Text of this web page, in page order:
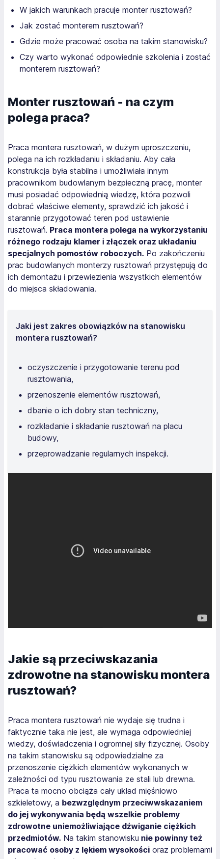
W jakich warunkach pracuje monter rusztowań?
Jak zostać monterem rusztowań?
Gdzie może pracować osoba na takim stanowisku?
Czy warto wykonać odpowiednie szkolenia i zostać
monterem rusztowań?
Monter rusztowań - na czym
polega praca?
Praca montera rusztowań, w dużym uproszczeniu,
polega na ich rozkładaniu i składaniu. Aby cała
konstrukcja była stabilna i umożliwiała innym
pracownikom budowlanym bezpieczną pracę, monter
musi posiadać odpowiednią wiedzę, która pozwoli
dobrać właściwe elementy, sprawdzić ich jakość i
starannie przygotować teren pod ustawienie
rusztowań. Praca montera polega na wykorzystaniu
różnego rodzaju klamer i złączek oraz układaniu
specjalnych pomostów roboczych. Po zakończeniu
prac budowlanych monterzy rusztowań przystępują do
ich demontażu i przewiezienia wszystkich elementów
do miejsca składowania.
Jaki jest zakres obowiązków na stanowisku
montera rusztowań?
oczyszczenie i przygotowanie terenu pod
rusztowania,
przenoszenie elementów rusztowań,
dbanie o ich dobry stan techniczny,
rozkładanie i składanie rusztowań na placu
budowy,
przeprowadzanie regularnych inspekcji.
Jakie są przeciwskazania
zdrowotne na stanowisku montera
rusztowań?
Praca montera rusztowań nie wydaje się trudna i
faktycznie taka nie jest, ale wymaga odpowiedniej
wiedzy, doświadczenia i ogromnej siły fizycznej. Osoby
na takim stanowisku są odpowiedzialne za
przenoszenie ciężkich elementów wykonanych w
zależności od typu rusztowania ze stali lub drewna.
Praca ta mocno obciąża cały układ mięśniowo
szkieletowy, a bezwzględnym przeciwwskazaniem
do jej wykonywania będą wszelkie problemy
zdrowotne uniemożliwiające dźwiganie ciężkich
przedmiotów. Na takim stanowisku nie powinny też
pracować osoby z lękiem wysokości oraz problemami